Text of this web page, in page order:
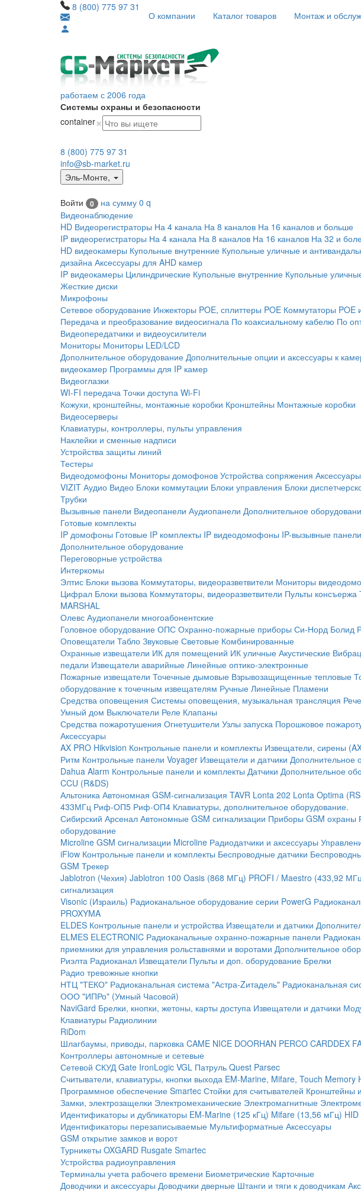
8 (800) 775 97 31
О компании Каталог товаров Монтаж и
работаем с 2006 года
Системы охраны и безопасности
container×
8 (800) 775 97 31
info@sb-market.ru
Эль-Монте,
Войти 0 на сумму 0 q
Видеонаблюдение
HD Видеорегистраторы На 4 канала На 8 каналов На 16 каналов и больше
IP видеорегистраторы На 4 канала На 8 каналов На 16 каналов На 32 и
HD видеокамеры Купольные внутренние Купольные уличные и
дизайна Аксессуары для AHD камер
IP видеокамеры Цилиндрические Купольные внутренние Купольные
Жесткие диски
Микрофоны
Сетевое оборудование Инжекторы POE, сплиттеры POE Коммутаторы POE
Передача и преобразование видеосигнала По коаксиальному кабелю По
Видеопередатчики и видеоусилители
Мониторы Мониторы LED/LCD
Дополнительное оборудование Дополнительные опции и аксессуары к
видеокамер Программы для IP камер
Видеоглазки
WI-FI передача Точки доступа Wi-Fi
Кожухи, кронштейны, монтажные коробки Кронштейны Монтажные коробки
Видеосерверы
Клавиатуры, контроллеры, пульты управления
Наклейки и сменные надписи
Устройства защиты линий
Тестеры
Видеодомофоны Мониторы домофонов Устройства сопряжения
VIZIT Аудио Видео Блоки коммутации Блоки управления Блоки
Трубки
Вызывные панели Видеопанели Аудиопанели Дополнительное
Готовые комплекты
IP домофоны Готовые IP комплекты IP видеодомофоны IP-вызывные панели
Дополнительное оборудование
Переговорные устройства
Интеркомы
Элтис Блоки вызова Коммутаторы, видеоразветвители Мониторы
Цифрал Блоки вызова Коммутаторы, видеоразветвители Пульты консъержа
MARSHAL
Олевс Аудиопанели многоабонентские
Головное оборудование ОПС Охранно-пожарные приборы Си-Норд Болид
Оповещатели Табло Звуковые Световые Комбинированные
Охранные извещатели ИК для помещений ИК уличные Акустические
педали Извещатели аварийные Линейные оптико-электронные
Пожарные извещатели Точечные дымовые Взрывозащищенные тепловые
оборудование к точечным извещателям Ручные Линейные Пламени
Средства оповещения Системы оповещения, музыкальная трансляция
Умный дом Выключатели Реле Клапаны
Средства пожаротушения Огнетушители Узлы запуска Порошковое
Аксессуары
AX PRO Hikvision Контрольные панели и комплекты Извещатели, сирены
Ритм Контрольные панели Voyager Извещатели и датчики Дополнительное
Dahua Alarm Контрольные панели и комплекты Датчики Дополнительное
CCU (R&DS)
Альтоника Автономная GSM-сигнализация TAVR Lonta 202 Lonta Optima
433МГц Риф-ОП5 Риф-ОП4 Клавиатуры, дополнительное оборудование.
Сибирский Арсенал Автономные GSM сигнализации Приборы GSM охраны
оборудование
Microline GSM cигнализации Microline Радиодатчики и аксессуары
iFlow Контрольные панели и комплекты Беспроводные датчики
GSM Трекер
Jablotron (Чехия) Jablotron 100 Oasis (868 МГц) PROFI / Maestro (433,92
сигнализация
Visonic (Израиль) Радиоканальное оборудование серии PowerG
PROXYMA
ELDES Контрольные панели и устройства Извещатели и датчики
ELMES ELECTRONIC Радиоканальные охранно-пожарные панели
приемники для управления рольставнями и воротами Дополнительное
Риэлта Радиоканал Извещатели Пульты и доп. оборудование Брелки
Радио тревожные кнопки
НТЦ "ТЕКО" Радиоканальная система "Астра-Zитадель" Радиоканальная
ООО "ИПРо" (Умный Часовой)
NaviGard Брелки, кнопки, жетоны, карты доступа Извещатели и датчики
Клавиатуры Радиолинии
RiDom
Шлагбаумы, приводы, парковка CAME NICE DOORHAN PERCO CARDDEX
Контроллеры автономные и сетевые
Сетевой СКУД Gate IronLogic VGL Патруль Quest Parsec
Считыватели, клавиатуры, кнопки выхода EM-Marine, Mifare, Touch Memory
Программное обеспечение Smartec Стойки для считывателей Кронштейны
Замки, электрозащелки Электромеханические Электромагнитные
Идентификаторы и дубликаторы EM-Marine (125 кГц) Mifare (13,56 мГц)
Идентификаторы перезаписываемые Мультиформатные Аксессуары
GSM открытие замков и ворот
Турникеты OXGARD Rusgate Smartec
Устройства радиоуправления
Терминалы учета рабочего времени Биометрические Карточные
Доводчики и аксессуары Доводчики дверные Штанги и тяги к доводчикам